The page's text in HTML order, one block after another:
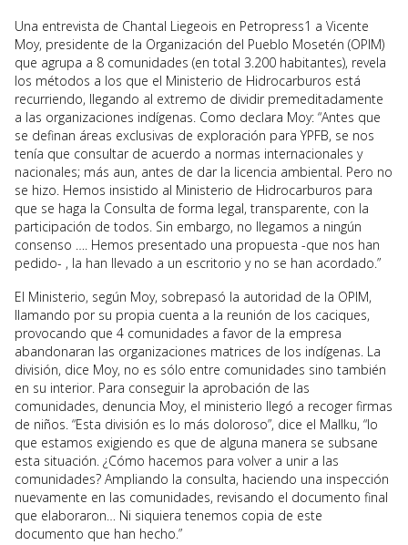
Una entrevista de Chantal Liegeois en Petropress1 a Vicente
Moy, presidente de la Organización del Pueblo Mosetén (OPIM)
que agrupa a 8 comunidades (en total 3.200 habitantes), revela
los métodos a los que el Ministerio de Hidrocarburos está
recurriendo, llegando al extremo de dividir premeditadamente
a las organizaciones indígenas. Como declara Moy: “Antes que
se definan áreas exclusivas de exploración para YPFB, se nos
tenía que consultar de acuerdo a normas internacionales y
nacionales; más aun, antes de dar la licencia ambiental. Pero no
se hizo. Hemos insistido al Ministerio de Hidrocarburos para
que se haga la Consulta de forma legal, transparente, con la
participación de todos. Sin embargo, no llegamos a ningún
consenso …. Hemos presentado una propuesta -que nos han
pedido- , la han llevado a un escritorio y no se han acordado.”
El Ministerio, según Moy, sobrepasó la autoridad de la OPIM,
llamando por su propia cuenta a la reunión de los caciques,
provocando que 4 comunidades a favor de la empresa
abandonaran las organizaciones matrices de los indígenas. La
división, dice Moy, no es sólo entre comunidades sino también
en su interior. Para conseguir la aprobación de las
comunidades, denuncia Moy, el ministerio llegó a recoger firmas
de niños. “Esta división es lo más doloroso”, dice el Mallku, “lo
que estamos exigiendo es que de alguna manera se subsane
esta situación. ¿Cómo hacemos para volver a unir a las
comunidades? Ampliando la consulta, haciendo una inspección
nuevamente en las comunidades, revisando el documento final
que elaboraron… Ni siquiera tenemos copia de este
documento que han hecho.”